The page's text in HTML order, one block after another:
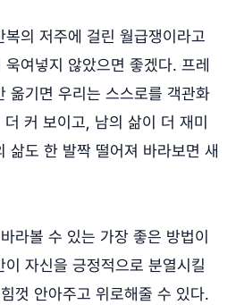
의 저주에 걸린 월급쟁이라고
여넣지 않았으면 좋겠다. 프레
옮기면 우리는 스스로를 객관화
커 보이고, 남의 삶이 더 재미
삶도 한 발짝 떨어져 바라보면 새
라볼 수 있는 가장 좋은 방법이
자신을 긍정적으로 분열시킬
껏 안아주고 위로해줄 수 있다.